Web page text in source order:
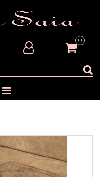
0